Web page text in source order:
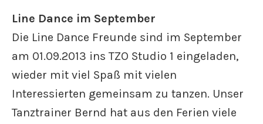
Line Dance im September
Die Line Dance Freunde sind im September
am 01.09.2013 ins TZO Studio 1 eingeladen,
wieder mit viel Spaß mit vielen
Interessierten gemeinsam zu tanzen. Unser
Tanztrainer Bernd hat aus den Ferien viele